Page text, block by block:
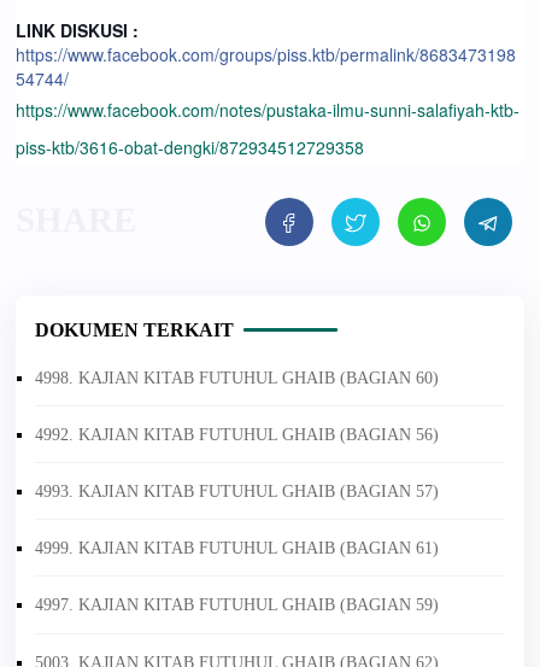
LINK DISKUSI :
https://www.facebook.com/groups/piss.ktb/permalink/8683473198
54744/
https://www.facebook.com/notes/pustaka-ilmu-sunni-salafiyah-ktb-
piss-ktb/3616-obat-dengki/872934512729358
DOKUMEN TERKAIT
4998. KAJIAN KITAB FUTUHUL GHAIB (BAGIAN 60)
4992. KAJIAN KITAB FUTUHUL GHAIB (BAGIAN 56)
4993. KAJIAN KITAB FUTUHUL GHAIB (BAGIAN 57)
4999. KAJIAN KITAB FUTUHUL GHAIB (BAGIAN 61)
4997. KAJIAN KITAB FUTUHUL GHAIB (BAGIAN 59)
5003. KAJIAN KITAB FUTUHUL GHAIB (BAGIAN 62)